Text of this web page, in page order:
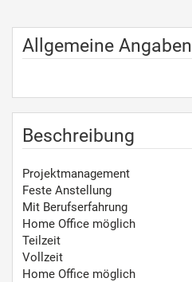
Allgemeine Angaben
Beschreibung
Projektmanagement
Feste Anstellung
Mit Berufserfahrung
Home Office möglich
Teilzeit
Vollzeit
Home Office möglich